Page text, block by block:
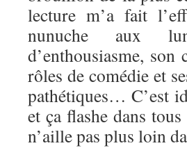
lecture m’a fait
nunuche aux
d’enthousiasme, son
rôles de comédie et
pathétiques… C’est
et ça flashe dans
n’aille pas plus loin